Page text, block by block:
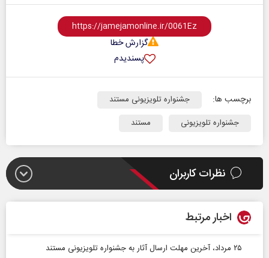
گزارش خطا
پسندیدم
برچسب ها:
جشنواره تلویزیونی مستند
جشنواره تلویزیونی
مستند
نظرات کاربران
اخبار مرتبط
۲۵ مرداد، آخرین مهلت ارسال آثار به جشنواره تلویزیونی مستند